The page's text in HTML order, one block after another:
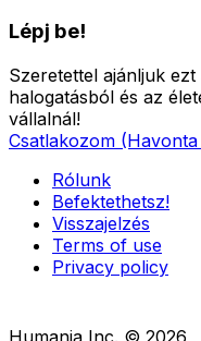
Lépj be!
Szeretettel ajánljuk
halogatásból és az
vállalnál!
Csatlakozom
Rólunk
Befektethetsz!
Visszajelzés
Terms of use
Privacy policy
Humania Inc. © 2026